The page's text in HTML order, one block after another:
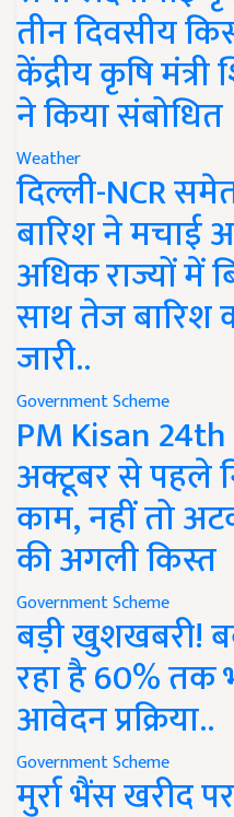
तीन दिवसीय
केंद्रीय कृषि
ने किया संबोधित
Weather
दिल्ली-NCR
बारिश ने
अधिक राज्यों
साथ तेज बारिश
जारी..
Government Scheme
PM Kisan
अक्टूबर से पहले
काम, नहीं तो
की अगली किस्त
Government Scheme
बड़ी खुशखबरी!
रहा है 60% तक
आवेदन प्रक्रिया..
Government Scheme
मुर्रा भैंस खरीद